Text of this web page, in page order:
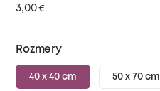
3,00€
Rozmery
40 x 40 cm 50 x 70 cm